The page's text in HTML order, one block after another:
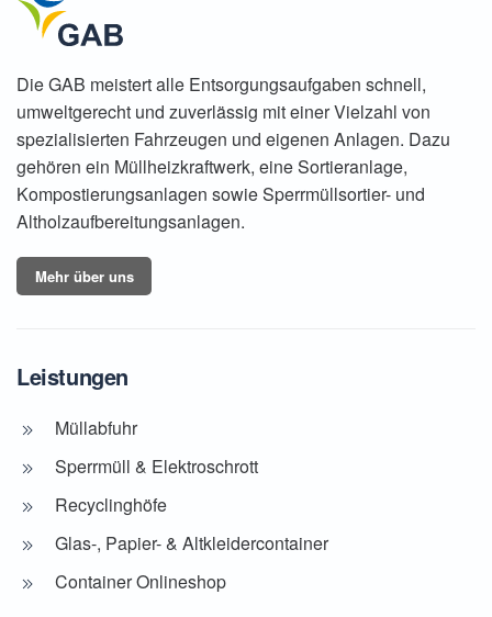
DieGAB meistert alle Entsorgungsaufgaben schnell,
umweltgerecht und zuverlässig mit einer Vielzahl von
spezialisierten Fahrzeugen und eigenen Anlagen. Dazu
gehören ein Müllheizkraftwerk, eine Sortieranlage,
Kompostierungsanlagen sowie Sperrmüllsortier- und
Altholzaufbereitungsanlagen.
Mehr über uns
Leistungen
Müllabfuhr
Sperrmüll & Elektroschrott
Recyclinghöfe
Glas-, Papier- & Altkleidercontainer
Container Onlineshop